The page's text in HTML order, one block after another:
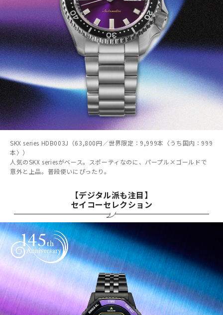
SKX series HDB003J（63,800円／世界限定：9,999本〈うち国内：999
本〉）
人気のSKX seriesがベース。スポーティなのに、パープル×ゴールドで
意外と上品。普段使いにぴったり。
【デジタル派も注目】
セイコーセレクション